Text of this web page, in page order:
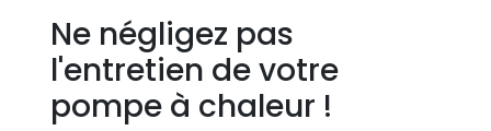
Ne négligez pas
l'entretien de votre
pompe à chaleur !